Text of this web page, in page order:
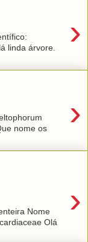
›
linda árvore.
›
nome os
›
Nome
Olá